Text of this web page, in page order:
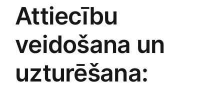
Attiecību
veidošana un
uzturēšana: